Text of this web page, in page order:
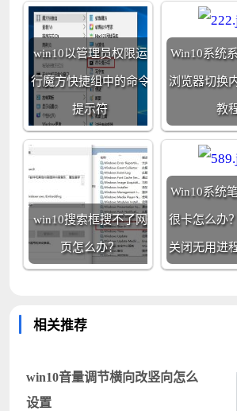
win10以管理员权限运
行魔方快捷组中的命令
提示符
Win10系统
浏览器切换
教
win10搜索框搜不了网
页怎么办？
Win10系统
很卡怎么办
关闭无用进
相关推荐
win10音量调节横向改竖向怎么
设置